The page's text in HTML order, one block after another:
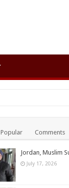
Popular Comments
Jordan, Muslim
July 17, 2026